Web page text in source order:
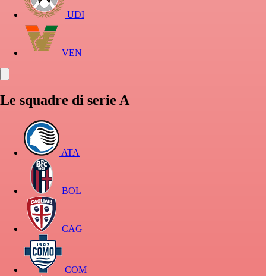
UDI
VEN
Le squadre di serie A
ATA
BOL
CAG
COM